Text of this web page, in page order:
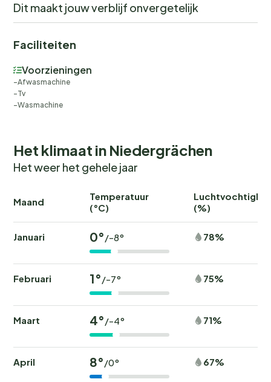
Dit maakt jouw verblijf onvergetelijk
Faciliteiten
Voorzieningen
Afwasmachine
Tv
Wasmachine
Het klimaat in Niedergrächen
Het weer het gehele jaar
Maand
Temperatuur
(°C)
(%)
Januari 0° /-8° 78%
Februari 1° /-7° 75%
Maart 4° /-4° 71%
April 8° /0° 67%